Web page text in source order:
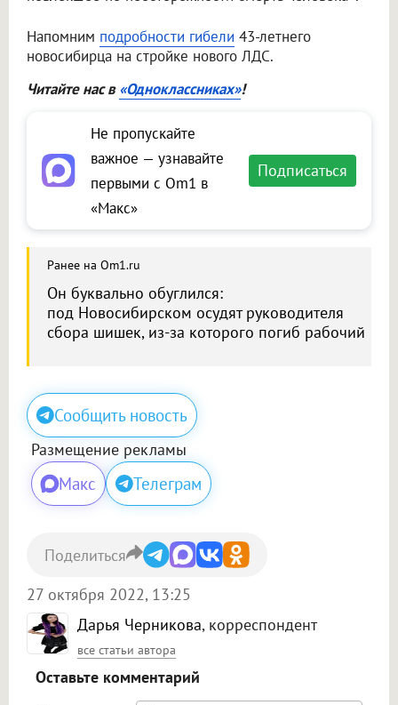
Напомним подробности гибели 43-летнего
новосибирца на стройке нового ЛДС.
Читайте нас в«Одноклассниках»!
Не пропускайте
важное — узнавайте
первыми с Om1 в
«Макс»
Подписаться
Ранее на Om1.ru
Он буквально обуглился:
под Новосибирском осудят руководителя
сбора шишек, из-за которого погиб рабочий
Сообщить новость
Размещение рекламы
Макс Телеграм
Дарья Черникова, корреспондент
все статьи автора
27 октября 2022, 13:25
Поделиться
Оставьте комментарий